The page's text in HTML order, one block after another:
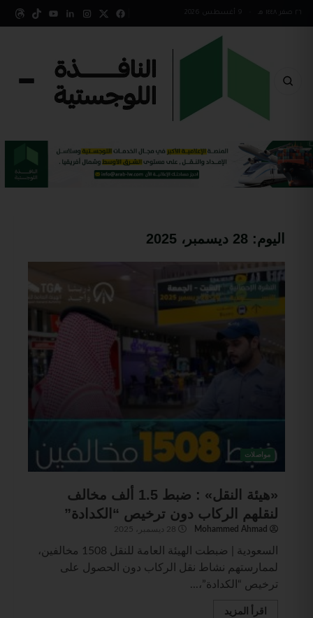
9 أغسطس 2026
اليوم: 28 ديسمبر، 2025
مواصلات
«هيئة النقل» : ضبط 1.5 ألف مخالف
لنقلهم الركاب دون ترخيص “الكدادة”
Mohammed Ahmad
السعودية | ضبطت الهيئة العامة للنقل 1508 مخالفين،
لممارستهم نشاط نقل الركاب دون الحصول على
ترخيص “الكدادة”،...
اقرأ المزيد